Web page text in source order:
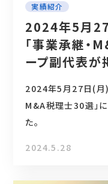
実績紹介
2024年5月
「事業承継・
ープ副代表が
2024年5月27日(月
M&A税理士30選」
た。
2024.5.28